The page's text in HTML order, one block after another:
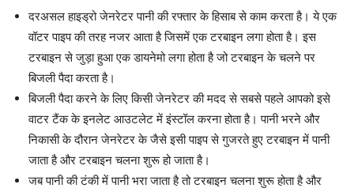
दरअसल हाइड्रो जेनरेटर पानी की रफ्तार के हिसाब से काम करता है। ये एक
वॉटर पाइप की तरह नजर आता है जिसमें एक टरबाइन लगा होता है। इस
टरबाइन से जुड़ा हुआ एक डायनेमो लगा होता है जो टरबाइन के चलने पर
बिजली पैदा करता है।
बिजली पैदा करने के लिए किसी जेनरेटर की मदद से सबसे पहले आपको इसे
वाटर टैंक के इनलेट आउटलेट में इंस्टॉल करना होता है। पानी भरने और
निकासी के दौरान जेनरेटर के जैसे इसी पाइप से गुजरते हुए टरबाइन में पानी
जाता है और टरबाइन चलना शुरू हो जाता है।
जब पानी की टंकी में पानी भरा जाता है तो टरबाइन चलना शुरू होता है और